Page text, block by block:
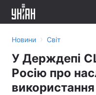
Новини › Світ
У Держдепі
Росію про